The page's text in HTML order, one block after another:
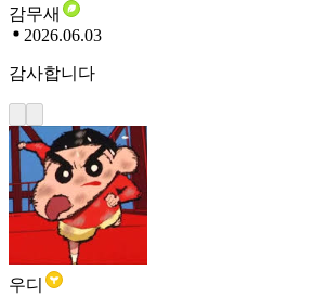
감무새
2026.06.03
감사합니다
우디